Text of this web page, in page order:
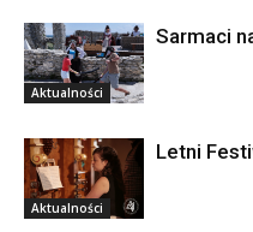
Aktualności
Sarmaci
Aktualności
Letni